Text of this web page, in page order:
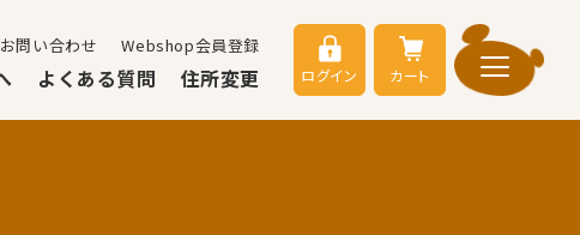
お問い合わせ Webshop会員登録
よくある質問 住所変更 ログイン カート